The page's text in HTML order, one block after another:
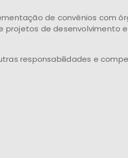
de convênios com
projetos de desenvolvimento
responsabilidades e